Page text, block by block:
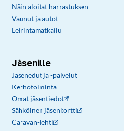
Näin aloitat harrastuksen
Vaunut ja autot
Leirintämatkailu
Jäsenille
Jäsenedut ja -palvelut
Kerhotoiminta
Omat jäsentiedot
Sähköinen jäsenkortti
Caravan-lehti